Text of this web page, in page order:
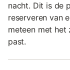
nacht. Dit is de
reserveren van
meteen met het
past.